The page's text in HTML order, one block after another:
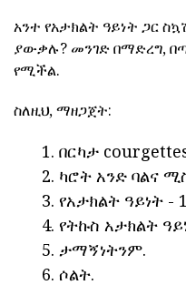
አንተ የአታክልት ዓይነት ጋር
ያውቃሉ? መንገድ በማድረግ,
የሚችል.
ስለዚህ, ማዘጋጀት:
በርካታ
ካሮት አንድ ባልና
የአታክልት ዓይነት -
የትኩስ አታክልት
ታማኝነትንም.
ሶልት.